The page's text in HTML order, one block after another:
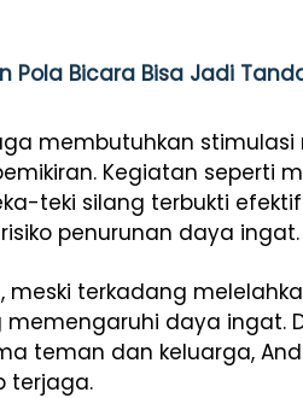
Pola Bicara Bisa Jadi
membutuhkan
Kegiatan seperti
teki silang terbukti
penurunan daya ingat.
meski terkadang
memengaruhi daya ingat.
teman dan keluarga,
terjaga.